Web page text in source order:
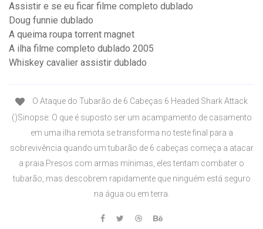
Assistir e se eu ficar filme completo dublado
Doug funnie dublado
A queima roupa torrent magnet
A ilha filme completo dublado 2005
Whiskey cavalier assistir dublado
O Ataque do Tubarão de 6 Cabeças 6 Headed Shark Attack
()Sinopse: O que é suposto ser um acampamento de casamento
em uma ilha remota se transforma no teste final para a
sobrevivência quando um tubarão de 6 cabeças começa a atacar
a praia.Presos com armas mínimas, eles tentam combater o
tubarão, mas descobrem rapidamente que ninguém está seguro
na água ou em terra.